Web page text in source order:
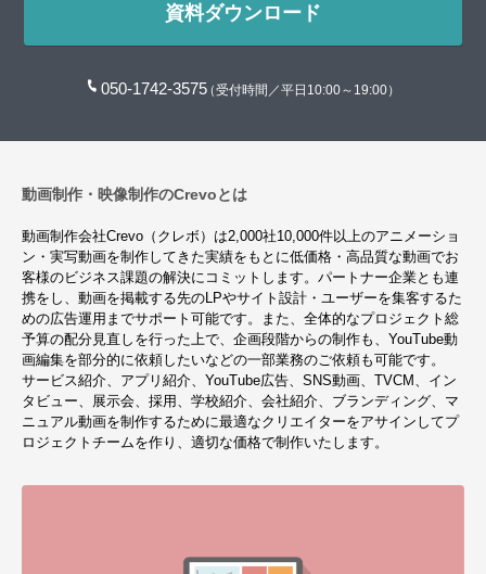
資料ダウンロード
050-1742-3575（受付時間／平日10:00～19:00）
動画制作・映像制作のCrevoとは
動画制作会社Crevo（クレボ）は2,000社10,000件以上のアニメーショ
ン・実写動画を制作してきた実績をもとに低価格・高品質な動画でお
客様のビジネス課題の解決にコミットします。パートナー企業とも連
携をし、動画を掲載する先のLPやサイト設計・ユーザーを集客するた
めの広告運用までサポート可能です。また、全体的なプロジェクト総
予算の配分見直しを行った上で、企画段階からの制作も、YouTube動
画編集を部分的に依頼したいなどの一部業務のご依頼も可能です。
サービス紹介、アプリ紹介、YouTube広告、SNS動画、TVCM、イン
タビュー、展示会、採用、学校紹介、会社紹介、ブランディング、マ
ニュアル動画を制作するために最適なクリエイターをアサインしてプ
ロジェクトチームを作り、適切な価格で制作いたします。